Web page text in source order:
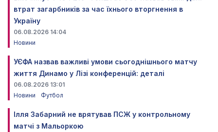
втрат загарбників за час їхнього вторгнення в
Україну
06.08.2026 14:04
Новини
УЄФА назвав важливі умови сьогоднішнього матчу
життя Динамо у Лізі конференцій: деталі
06.08.2026 13:01
Новини
Футбол
Ілля Забарний не врятував ПСЖ у контрольному
матчі з Мальоркою